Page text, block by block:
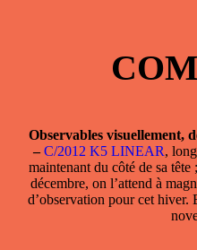
Observables visuellement,
– C/2012 K5 LINEAR,
maintenant du côté de sa
décembre, on l’attend à
d’observation pour cet hiver.